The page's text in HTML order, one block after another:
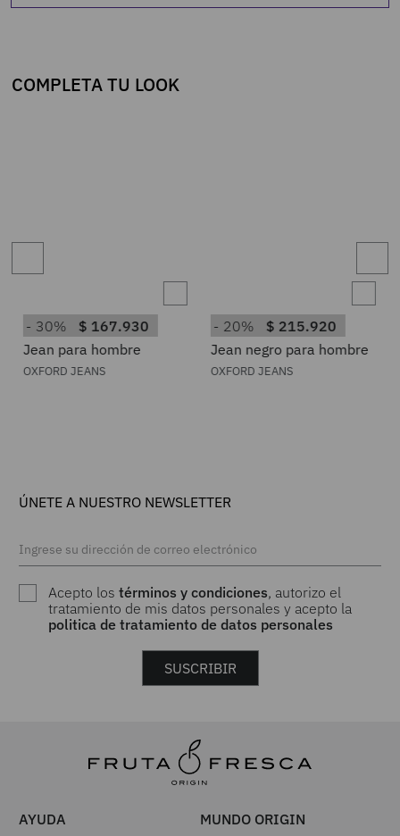
COMPLETA TU LOOK
30% $ 167.930
Jean para hombre
OXFORD JEANS
20% $ 215.920
Jean negro para hombre
OXFORD JEANS
ÚNETE A NUESTRO NEWSLETTER
Acepto lostérminos y condiciones, autorizo el
tratamiento de mis datos personales y acepto la
politica de tratamiento de datos personales
SUSCRIBIR
AYUDA MUNDO ORIGIN